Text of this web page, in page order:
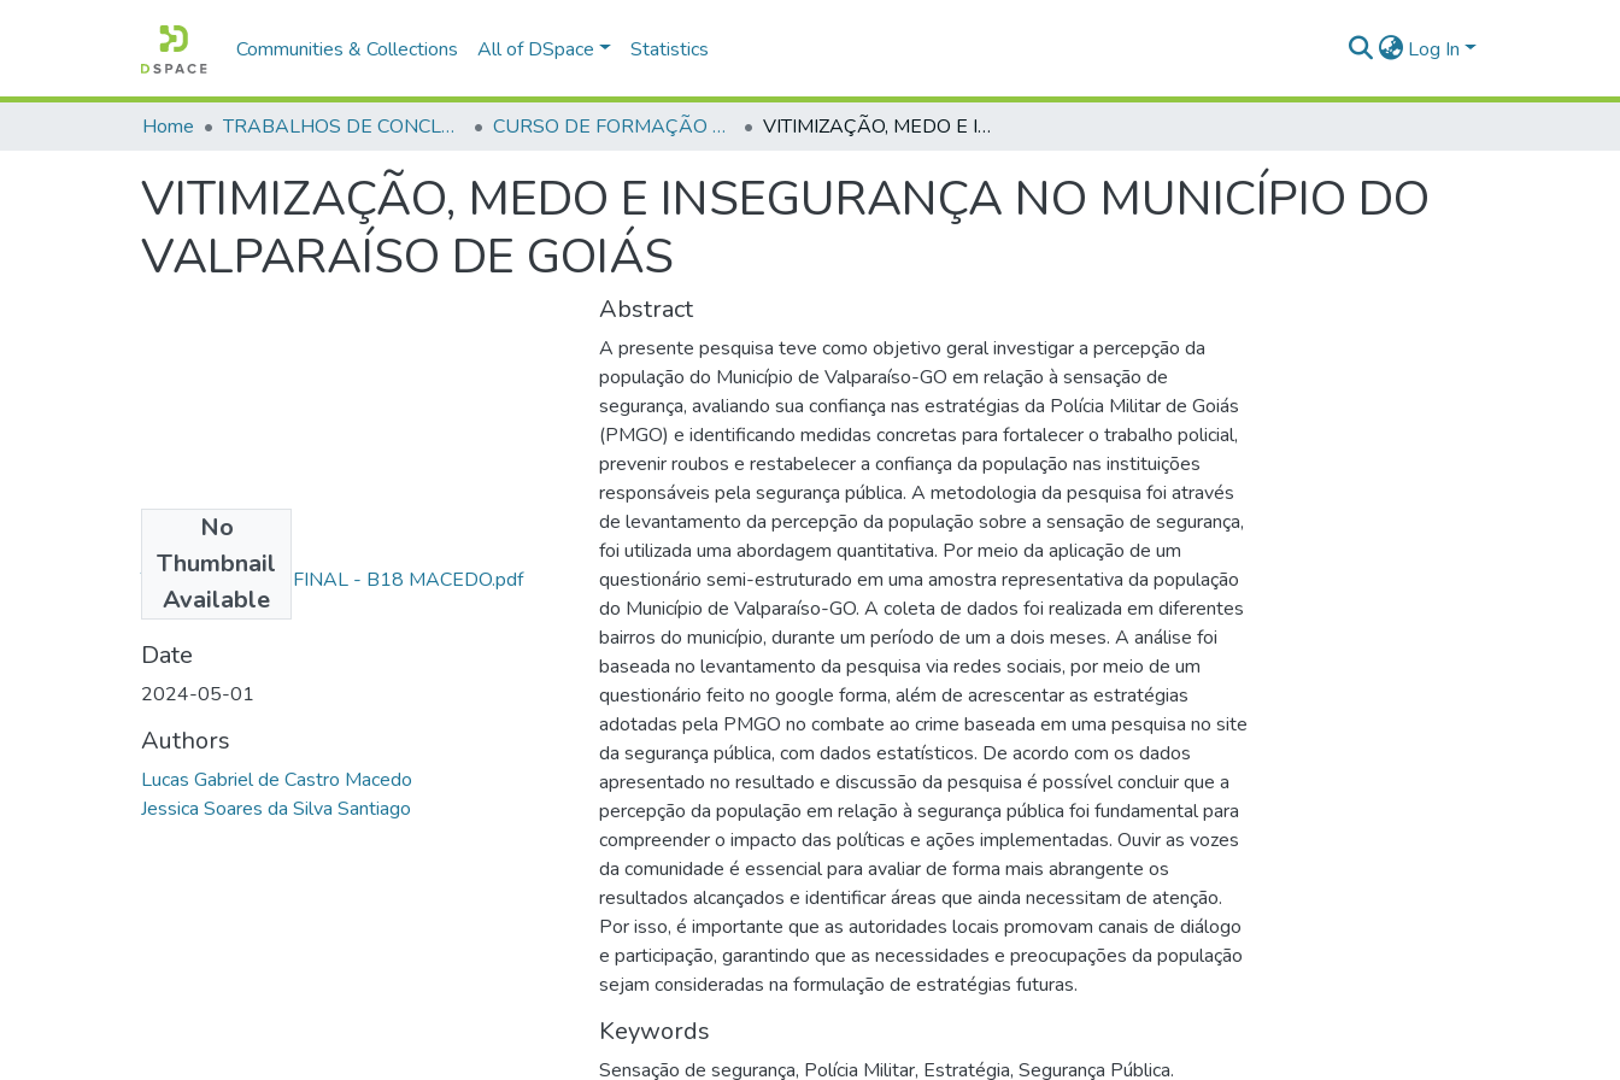
Communities & Collections All of DSpace Statistics Log In
Home TRABALHOS DE CONCLUSÃO DE CURSO - CFP (CURSO DE FORMAÇÃO DE PRAÇAS) CURSO DE FORMAÇÃO DE PRAÇAS - CFP - 2024 VITIMIZAÇÃO, MEDO E INSEGURANÇA NO MUNICÍPIO DO VALPARAÍSO DE GOIÁS
VITIMIZAÇÃO, MEDO E INSEGURANÇA NO MUNICÍPIO DO
VALPARAÍSO DE GOIÁS
No
Thumbnail
Available
TCC - DEPÓSITO FINAL - B18 MACEDO.pdf
(384.7 KB)
Date
2024-05-01
Authors
Lucas Gabriel de Castro Macedo
Jessica Soares da Silva Santiago
Abstract
A presente pesquisa teve como objetivo geral investigar a percepção da
população do Município de Valparaíso-GO em relação à sensação de
segurança, avaliando sua confiança nas estratégias da Polícia Militar de Goiás
(PMGO) e identificando medidas concretas para fortalecer o trabalho policial,
prevenir roubos e restabelecer a confiança da população nas instituições
responsáveis pela segurança pública. A metodologia da pesquisa foi através
de levantamento da percepção da população sobre a sensação de segurança,
foi utilizada uma abordagem quantitativa. Por meio da aplicação de um
questionário semi-estruturado em uma amostra representativa da população
do Município de Valparaíso-GO. A coleta de dados foi realizada em diferentes
bairros do município, durante um período de um a dois meses. A análise foi
baseada no levantamento da pesquisa via redes sociais, por meio de um
questionário feito no google forma, além de acrescentar as estratégias
adotadas pela PMGO no combate ao crime baseada em uma pesquisa no site
da segurança pública, com dados estatísticos. De acordo com os dados
apresentado no resultado e discussão da pesquisa é possível concluir que a
percepção da população em relação à segurança pública foi fundamental para
compreender o impacto das políticas e ações implementadas. Ouvir as vozes
da comunidade é essencial para avaliar de forma mais abrangente os
resultados alcançados e identificar áreas que ainda necessitam de atenção.
Por isso, é importante que as autoridades locais promovam canais de diálogo
e participação, garantindo que as necessidades e preocupações da população
sejam consideradas na formulação de estratégias futuras.
Keywords
Sensação de segurança, Polícia Militar, Estratégia, Segurança Pública.